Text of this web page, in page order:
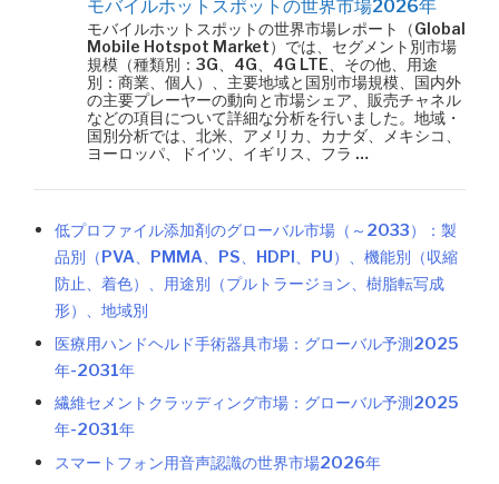
モバイルホットスポットの世界市場2026年
モバイルホットスポットの世界市場レポート（Global
Mobile Hotspot Market）では、セグメント別市場
規模（種類別：3G、4G、4G LTE、その他、用途
別：商業、個人）、主要地域と国別市場規模、国内外
の主要プレーヤーの動向と市場シェア、販売チャネル
などの項目について詳細な分析を行いました。地域・
国別分析では、北米、アメリカ、カナダ、メキシコ、
ヨーロッパ、ドイツ、イギリス、フラ …
低プロファイル添加剤のグローバル市場（～2033）：製
品別（PVA、PMMA、PS、HDPI、PU）、機能別（収縮
防止、着色）、用途別（プルトラージョン、樹脂転写成
形）、地域別
医療用ハンドヘルド手術器具市場：グローバル予測2025
年-2031年
繊維セメントクラッディング市場：グローバル予測2025
年-2031年
スマートフォン用音声認識の世界市場2026年